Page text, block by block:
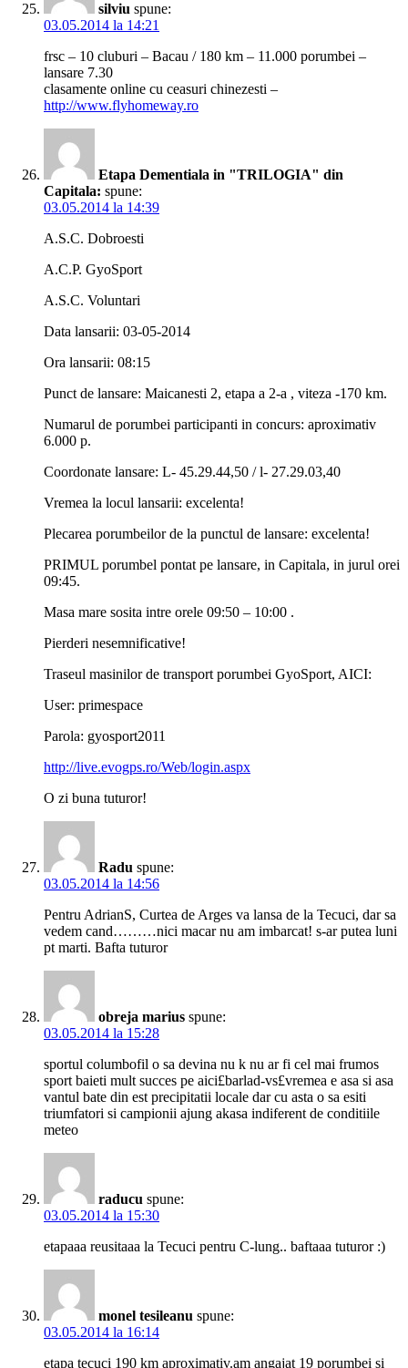
silviu spune:
03.05.2014 la 14:21
frsc – 10 cluburi – Bacau / 180 km – 11.000 porumbei –
lansare 7.30
clasamente online cu ceasuri chinezesti –
http://www.flyhomeway.ro
Etapa Dementiala in "TRILOGIA" din
Capitala: spune:
03.05.2014 la 14:39
A.S.C. Dobroesti
A.C.P. GyoSport
A.S.C. Voluntari
Data lansarii: 03-05-2014
Ora lansarii: 08:15
Punct de lansare: Maicanesti 2, etapa a 2-a , viteza -170 km.
Numarul de porumbei participanti in concurs: aproximativ
6.000 p.
Coordonate lansare: L- 45.29.44,50 / l- 27.29.03,40
Vremea la locul lansarii: excelenta!
Plecarea porumbeilor de la punctul de lansare: excelenta!
PRIMUL porumbel pontat pe lansare, in Capitala, in jurul orei
09:45.
Masa mare sosita intre orele 09:50 – 10:00 .
Pierderi nesemnificative!
Traseul masinilor de transport porumbei GyoSport, AICI:
User: primespace
Parola: gyosport2011
http://live.evogps.ro/Web/login.aspx
O zi buna tuturor!
Radu spune:
03.05.2014 la 14:56
Pentru AdrianS, Curtea de Arges va lansa de la Tecuci, dar sa
vedem cand………nici macar nu am imbarcat! s-ar putea luni
pt marti. Bafta tuturor
obreja marius spune:
03.05.2014 la 15:28
sportul columbofil o sa devina nu k nu ar fi cel mai frumos
sport baieti mult succes pe aici£barlad-vs£vremea e asa si asa
vantul bate din est precipitatii locale dar cu asta o sa esiti
triumfatori si campionii ajung akasa indiferent de conditiile
meteo
raducu spune:
03.05.2014 la 15:30
etapaaa reusitaaa la Tecuci pentru C-lung.. baftaaa tuturor :)
monel tesileanu spune:
03.05.2014 la 16:14
etapa tecuci 190 km aproximativ.am angajat 19 porumbei si